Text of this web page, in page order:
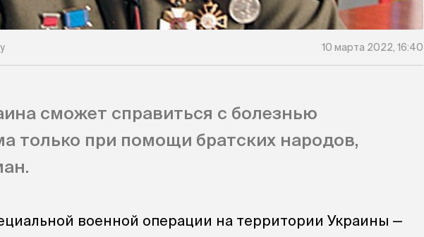
10 марта 2022, 16:40
сможет справиться с болезнью
только при помощи братских народов,
военной операции на территории Украины —